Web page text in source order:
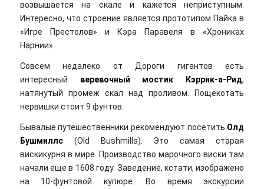
возвышается на скале и кажется неприступным.
Интересно, что строение является прототипом Пайка в
«Игре Престолов» и Кэра Паравеля в «Хрониках
Нарнии».
Совсем недалеко от Дороги гигантов есть
интересный веревочный мостик Кэррик-а-Рид,
натянутый промеж скал над проливом. Пощекотать
нервишки стоит 9 фунтов.
Бывалые путешественники рекомендуют посетить Олд
Бушмиллс(Old Bushmills). Это самая старая
вискикурня в мире. Производство марочного виски там
начали еще в 1608 году. Заведение, кстати, изображено
на 10-фунтовой купюре. Во время экскурсии